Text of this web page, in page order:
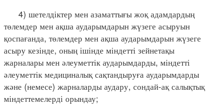
4) шетелдіктер мен азаматтығы жоқ адамдардың
төлемдер мен ақша аударымдарын жүзеге асыруын
қоспағанда, төлемдер мен ақша аударымдарын жүзеге
асыру кезінде, оның ішінде міндетті зейнетақы
жарналары мен әлеуметтік аударымдарды, міндетті
әлеуметтік медициналық сақтандыруға аударымдарды
және (немесе) жарналарды аудару, сондай-ақ салықтық
міндеттемелерді орындау;